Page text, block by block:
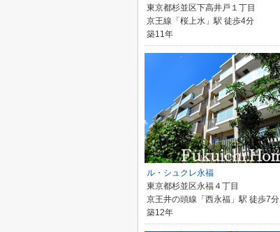
東京都杉並区下高井戸１丁目
京王線「桜上水」駅 徒歩4分
築11年
ル・シュクレ永福
東京都杉並区永福４丁目
京王井の頭線「西永福」駅 徒歩7分
築12年